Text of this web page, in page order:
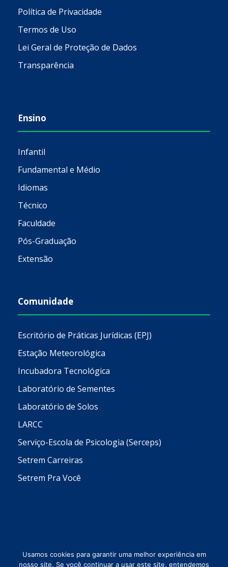
Política de Privacidade
Termos de Uso
Lei Geral de Proteção de Dados
Transparência
Ensino
Infantil
Fundamental e Médio
Idiomas
Técnico
Faculdade
Pós-Graduação
Extensão
Comunidade
Escritório de Práticas Jurídicas (EPJ)
Estação Meteorológica
Incubadora Tecnológica
Laboratório de Sementes
Laboratório de Solos
LARCC
Serviço-Escola de Psicologia (Serceps)
Setrem Carreiras
Setrem Pra Você
Usamos cookies para garantir uma melhor experiência em
nosso site. Se você continuar a usar este site, entendemos